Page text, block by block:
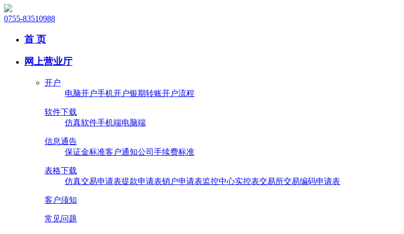
0755-83510988
首 页
网上营业厅
开户
电脑开户手机开户银期转账开户流程
软件下载
仿真软件手机端电脑端
信息通告
保证金标准客户通知公司手续费标准
表格下载
仿真交易申请表提款申请表销户申请表监控中心实控表交易所交易编码申请表
客户须知
常见问题